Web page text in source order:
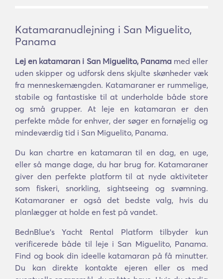
Katamaranudlejning i San Miguelito,
Panama
Lej en katamaran i San Miguelito, Panamamed eller
uden skipper og udforsk dens skjulte skønheder væk
fra menneskemængden. Katamaraner er rummelige,
stabile og fantastiske til at underholde både store
og små grupper. At leje en katamaran er den
perfekte måde for enhver, der søger en fornøjelig og
mindeværdig tid i San Miguelito, Panama.
Du kan chartre en katamaran til en dag, en uge,
eller så mange dage, du har brug for. Katamaraner
giver den perfekte platform til at nyde aktiviteter
som fiskeri, snorkling, sightseeing og svømning.
Katamaraner er også det bedste valg, hvis du
planlægger at holde en fest på vandet.
BednBlue's Yacht Rental Platform tilbyder kun
verificerede både til leje i San Miguelito, Panama.
Find og book din ideelle katamaran på få minutter.
Du kan direkte kontakte ejeren eller os med